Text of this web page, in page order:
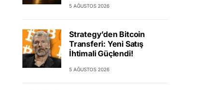
5 AĞUSTOS 2026
Strategy’den Bitcoin
Transferi: Yeni Satış
İhtimali Güçlendi!
5 AĞUSTOS 2026